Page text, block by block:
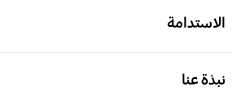
الاستدامة
نبذة عنا